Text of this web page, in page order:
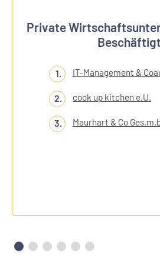
Private
IT-Management &
cook up kitchen e.U.
Maurhart & Co